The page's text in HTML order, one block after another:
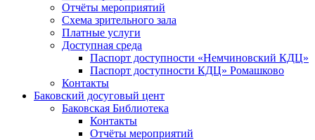
Отчёты мероприятий
Схема зрительного зала
Платные услуги
Доступная среда
Паспорт доступности «Немчиновский КДЦ»
Паспорт доступности КДЦ» Ромашково
Контакты
Баковский досуговый цент
Баковская Библиотека
Контакты
Отчёты мероприятий